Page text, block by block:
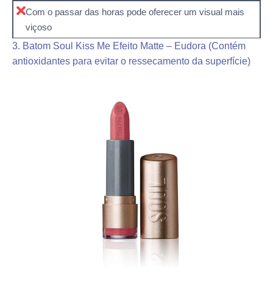
Com o passar das horas pode oferecer um visual mais
viçoso
3. Batom Soul Kiss Me Efeito Matte – Eudora (Contém
antioxidantes para evitar o ressecamento da superfície)